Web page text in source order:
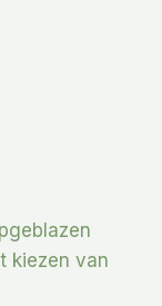
kiezen van